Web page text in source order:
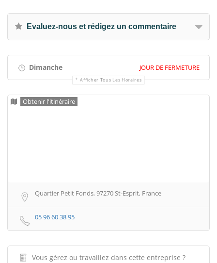
Evaluez-nous et rédigez un commentaire
Dimanche JOUR DE FERMETURE
Afficher Tous Les Horaires
Obtenir l'itinéraire
Quartier Petit Fonds, 97270 St-Esprit, France
05 96 60 38 95
Vous gérez ou travaillez dans cette entreprise ?